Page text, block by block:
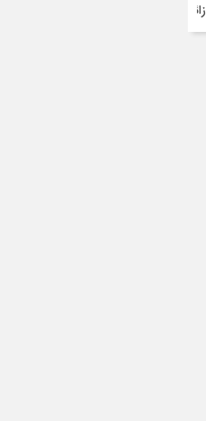
واژگونی مرگبار پژوپارس در محور دهلران/ ۴ زائر